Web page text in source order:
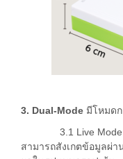
3. Dual-Mode มีโหมด
3.1 Live Mode เก็
สามารถสังเกตข้อมูลผ่